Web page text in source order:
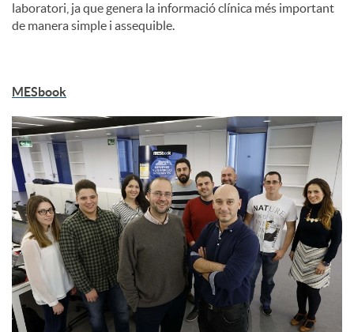
laboratori, ja que genera la informació clínica més important
de manera simple i assequible.
MESbook